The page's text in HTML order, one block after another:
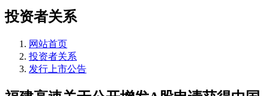
投资者关系
网站首页
投资者关系
发行上市公告